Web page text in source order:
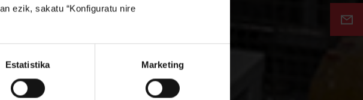
ezik, sakatu “Konfiguratu nire
Estatistika Marketing